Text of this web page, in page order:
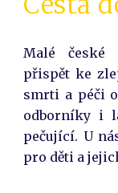
Malé české
přispět ke
smrti a péči
odborníky i
pečující. U
pro děti a